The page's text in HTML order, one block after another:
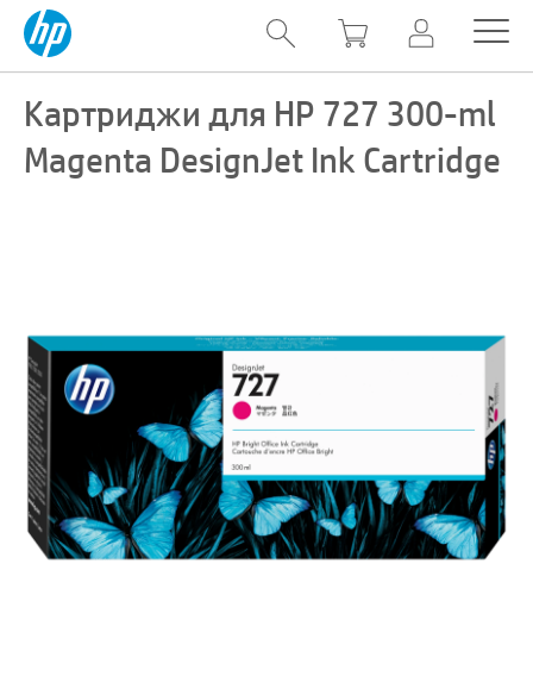
Картриджи для HP 727 300-ml
Magenta DesignJet Ink Cartridge